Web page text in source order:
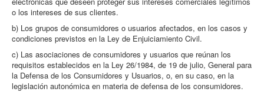
o los intereses de sus clientes.
b) Los grupos de consumidores o usuarios afectados, en los casos y
condiciones previstos en la Ley de Enjuiciamiento Civil.
c) Las asociaciones de consumidores y usuarios que reúnan los
requisitos establecidos en la Ley 26/1984, de 19 de julio, General para
la Defensa de los Consumidores y Usuarios, o, en su caso, en la
legislación autonómica en materia de defensa de los consumidores.